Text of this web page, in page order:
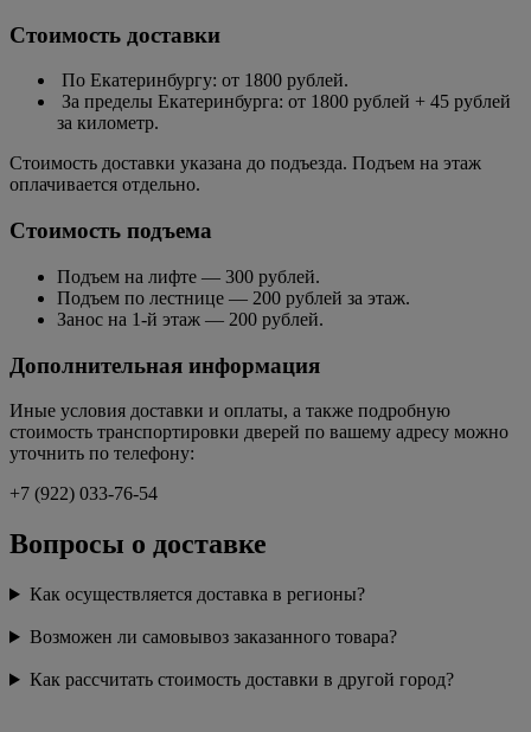
Стоимость доставки
По Екатеринбургу: от 1800 рублей.
За пределы Екатеринбурга: от 1800 рублей + 45 рублей
за километр.
Стоимость доставки указана до подъезда. Подъем на этаж
оплачивается отдельно.
Стоимость подъема
Подъем на лифте — 300 рублей.
Подъем по лестнице — 200 рублей за этаж.
Занос на 1-й этаж — 200 рублей.
Дополнительная информация
Иные условия доставки и оплаты, а также подробную
стоимость транспортировки дверей по вашему адресу можно
уточнить по телефону:
+7 (922) 033-76-54
Вопросы о доставке
Как осуществляется доставка в регионы?
Возможен ли самовывоз заказанного товара?
Как рассчитать стоимость доставки в другой город?